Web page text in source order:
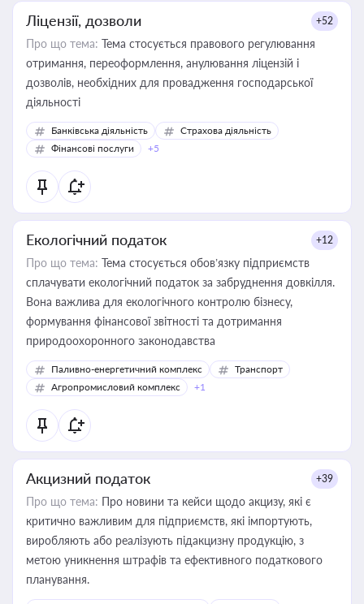
Ліцензії, дозволи +52
Про що тема: Тема стосується правового регулювання
отримання, переоформлення, анулювання ліцензій і
дозволів, необхідних для провадження господарської
діяльності
Банківська діяльність
Страхова діяльність
Фінансові послуги
+5
Екологічний податок +12
Про що тема: Тема стосується обов’язку підприємств
сплачувати екологічний податок за забруднення довкілля.
Вона важлива для екологічного контролю бізнесу,
формування фінансової звітності та дотримання
природоохоронного законодавства
Паливно-енергетичний комплекс
Транспорт
Агропромисловий комплекс
+1
Акцизний податок +39
Про що тема: Про новини та кейси щодо акцизу, які є
критично важливим для підприємств, які імпортують,
виробляють або реалізують підакцизну продукцію, з
метою уникнення штрафів та ефективного податкового
планування.